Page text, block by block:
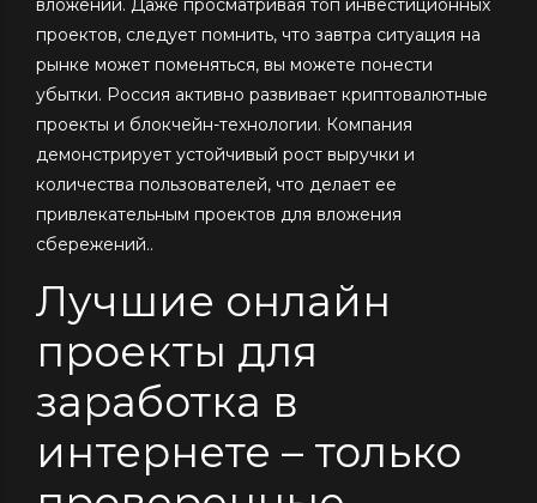
вложений. Даже просматривая топ инвестиционных
проектов, следует помнить, что завтра ситуация на
рынке может поменяться, вы можете понести
убытки. Россия активно развивает криптовалютные
проекты и блокчейн-технологии. Компания
демонстрирует устойчивый рост выручки и
количества пользователей, что делает ее
привлекательным проектов для вложения
сбережений..
Лучшие онлайн
проекты для
заработка в
интернете – только